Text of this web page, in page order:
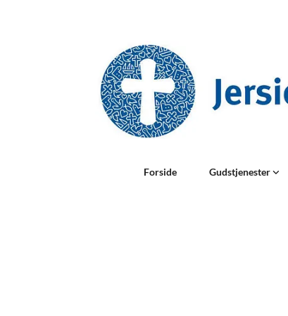
Forside Gudstjenester